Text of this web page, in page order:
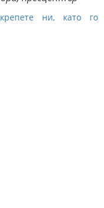
ни, като го